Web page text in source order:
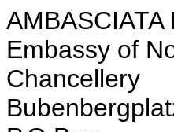
Embassy of
Chancellery